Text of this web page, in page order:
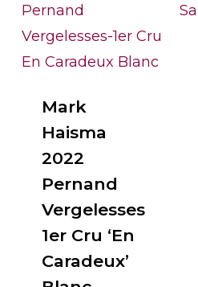
Mark
Haisma
2022
Pernand
Vergelesses
1er Cru ‘En
Caradeux’